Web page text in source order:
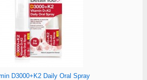
D3000+K2 Daily Oral Spray